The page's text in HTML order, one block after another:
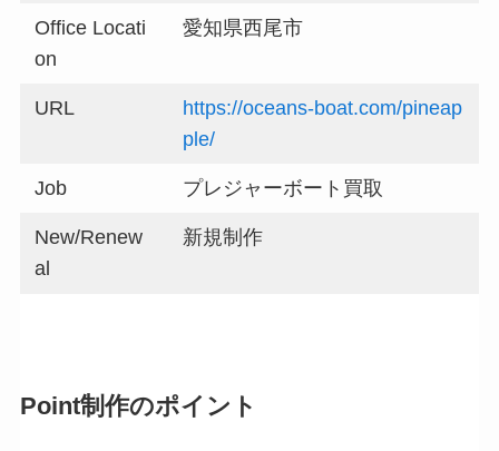
Office Locati
on
愛知県西尾市
URL
https://oceans-boat.com/pineap
ple/
Job プレジャーボート買取
New/Renew
al
新規制作
Point制作のポイント